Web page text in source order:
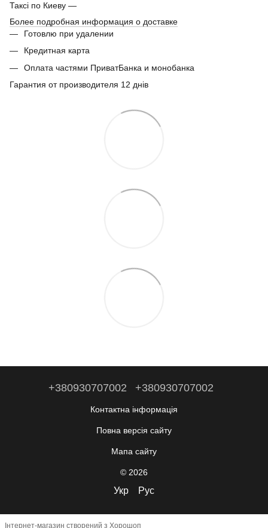
Таксі по Киеву —
Более подробная информация о доставке
Готовлю при удалении
Кредитная карта
Оплата частями ПриватБанка и монобанка
Гарантия от производителя 12 днів
+380930707002 +380930707002
Контактна інформація
Повна версія сайту
Мапа сайту
© 2026
Укр Рус
Інтернет-магазин створений з Хорошоп